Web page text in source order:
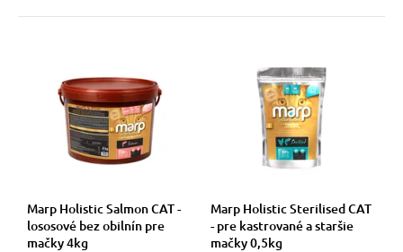
Marp Holistic Salmon CAT -
lososové bez obilnín pre
mačky 4kg
Marp Holistic Sterilised CAT
- pre kastrované a staršie
mačky 0,5kg